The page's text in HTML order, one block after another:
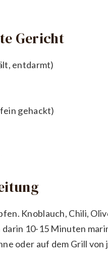
Gericht
entdarmt)
gehackt)
Knoblauch, Chili,
10-15 Minuten
oder auf dem Grill